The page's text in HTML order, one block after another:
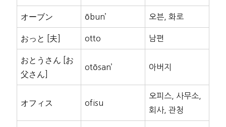
オーブン ōbun’ 오븐, 화로
おっと [夫] otto 남편
おとうさん [お
父さん]
otōsan’ 아버지
オフィス ofisu
오피스, 사무소,
회사, 관청